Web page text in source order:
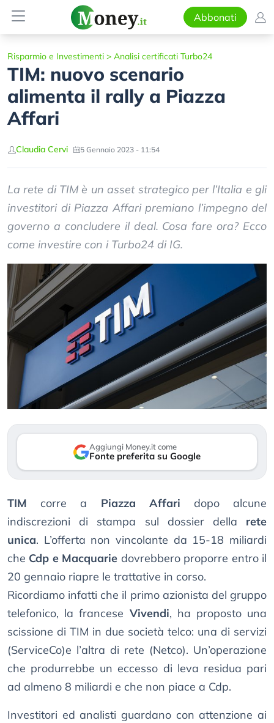
Abbonati
Risparmio e Investimenti > Analisi certificati Turbo24
TIM: nuovo scenario
alimenta il rally a Piazza
Affari
Claudia Cervi 5 Gennaio 2023 - 11:54
La rete di TIM è un asset strategico per l’Italia e gli
investitori di Piazza Affari premiano l’impegno del
governo a concludere il deal. Cosa fare ora? Ecco
come investire con i Turbo24 di IG.
Aggiungi Money.it come
Fonte preferita su Google
TIM corre a Piazza Affari dopo alcune
indiscrezioni di stampa sul dossier della rete
unica. L’offerta non vincolante da 15-18 miliardi
che Cdp e Macquarie dovrebbero proporre entro il
20 gennaio riapre le trattative in corso.
Ricordiamo infatti che il primo azionista del gruppo
telefonico, la francese Vivendi, ha proposto una
scissione di TIM in due società telco: una di servizi
(ServiceCo)e l’altra di rete (Netco). Un’operazione
che produrrebbe un eccesso di leva residua pari
ad almeno 8 miliardi e che non piace a Cdp.
Investitori ed analisti guardano con attenzione ai